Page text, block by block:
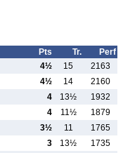
Pts Tr.
Perf
4½ 15
2163
4½ 14
2160
4 13½
1932
4 11½
1879
3½ 11
1765
3 13½
1735